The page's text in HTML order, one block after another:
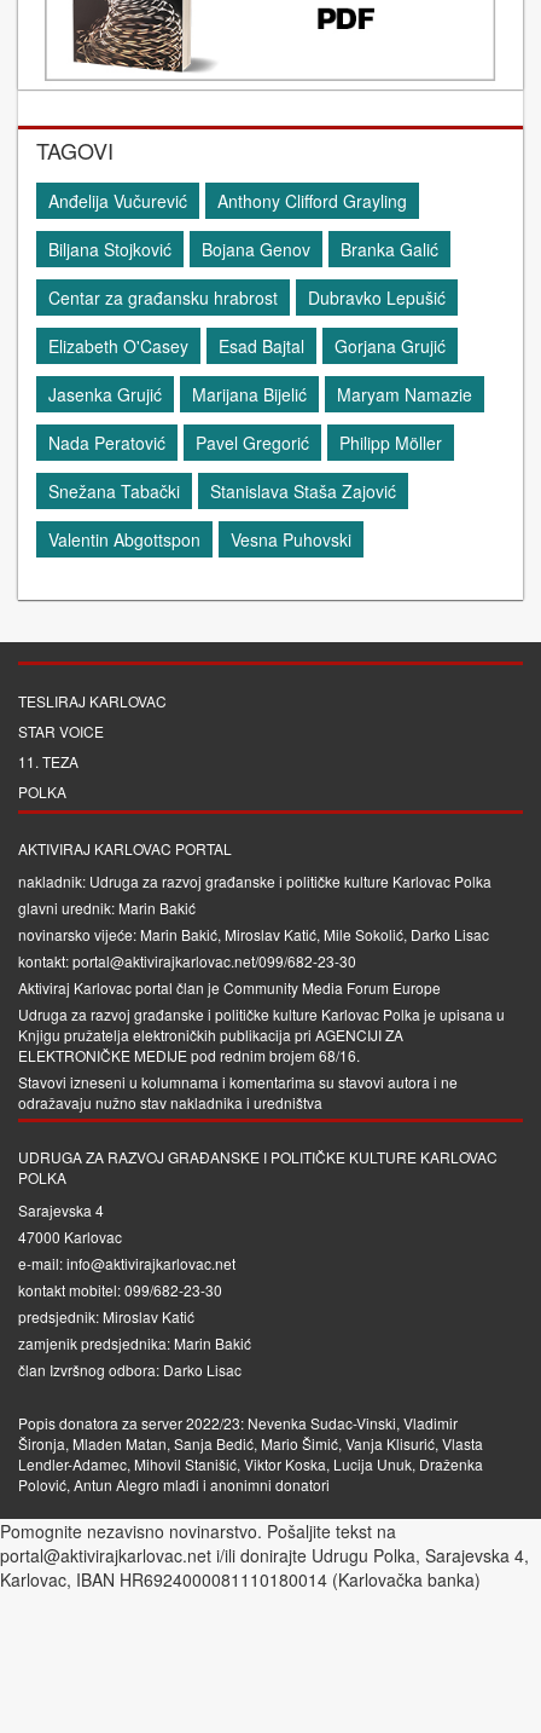
TAGOVI
Anđelija Vučurević
Anthony Clifford Grayling
Biljana Stojković
Bojana Genov
Branka Galić
Centar za građansku hrabrost
Dubravko Lepušić
Elizabeth O'Casey
Esad Bajtal
Gorjana Grujić
Jasenka Grujić
Marijana Bijelić
Maryam Namazie
Nada Peratović
Pavel Gregorić
Philipp Möller
Snežana Tabački
Stanislava Staša Zajović
Valentin Abgottspon
Vesna Puhovski
TESLIRAJ KARLOVAC
STAR VOICE
11. TEZA
POLKA
AKTIVIRAJ KARLOVAC PORTAL
nakladnik: Udruga za razvoj građanske i političke kulture Karlovac Polka
glavni urednik: Marin Bakić
novinarsko vijeće: Marin Bakić, Miroslav Katić, Mile Sokolić, Darko Lisac
kontakt: portal@aktivirajkarlovac.net/099/682-23-30
Aktiviraj Karlovac portal član je Community Media Forum Europe
Udruga za razvoj građanske i političke kulture Karlovac Polka je upisana u
Knjigu pružatelja elektroničkih publikacija pri AGENCIJI ZA
ELEKTRONIČKE MEDIJEpod rednim brojem 68/16.
Stavovi izneseni u kolumnama i komentarima su stavovi autora i ne
odražavaju nužno stav nakladnika i uredništva
UDRUGA ZA RAZVOJ GRAĐANSKE I POLITIČKE KULTURE KARLOVAC
POLKA
Sarajevska 4
47000 Karlovac
e-mail: info@aktivirajkarlovac.net
kontakt mobitel: 099/682-23-30
predsjednik: Miroslav Katić
zamjenik predsjednika: Marin Bakić
član Izvršnog odbora: Darko Lisac
Popis donatora za server 2022/23: Nevenka Sudac-Vinski, Vladimir
Šironja, Mladen Matan, Sanja Bedić, Mario Šimić, Vanja Klisurić, Vlasta
Lendler-Adamec, Mihovil Stanišić, Viktor Koska, Lucija Unuk, Draženka
Polović, Antun Alegro mlađi i anonimni donatori
Pomognite nezavisno novinarstvo. Pošaljite tekst na
portal@aktivirajkarlovac.net i/ili donirajte Udrugu Polka, Sarajevska 4,
Karlovac, IBAN HR6924000081110180014 (Karlovačka banka)